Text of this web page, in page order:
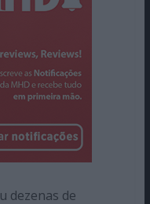
dezenas de